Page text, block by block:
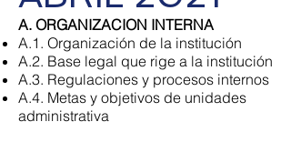
A. ORGANIZACION INTERNA
A.1. Organización de la institución
A.2. Base legal que rige a la institución
A.3. Regulaciones y procesos internos
A.4. Metas y objetivos de unidades
administrativa